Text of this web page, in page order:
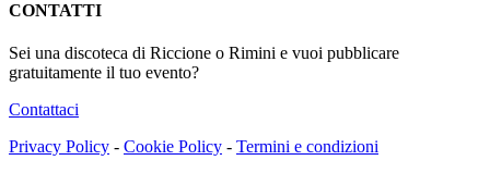
CONTATTI
Sei una discoteca di Riccione o Rimini e vuoi pubblicare
gratuitamente il tuo evento?
Contattaci
Privacy Policy - Cookie Policy - Termini e condizioni